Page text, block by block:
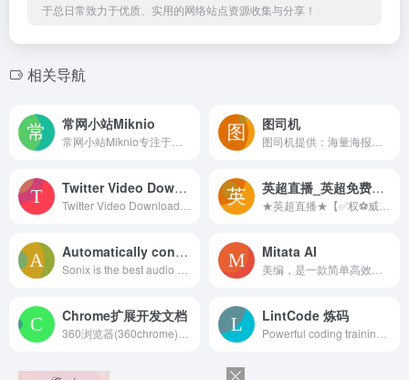
于总日常致力于优质、实用的网络站点资源收集与分享！
相关导航
常网小站Miknio 图司机
Twitter Video Downloader Online 英超直播_英超免费在线高清直播_英超直播免费高清视频直播无插件-24直播网
Automatically convert audio and video to text: Fast Mitata AI
Chrome扩展开发文档 LintCode 炼码